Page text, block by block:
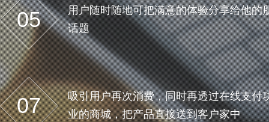
05
用户随时随地可把满意的体验分享给他的
话题
07
吸引用户再次消费，同时再透过在线支付
业的商城，把产品直接送到客户家中